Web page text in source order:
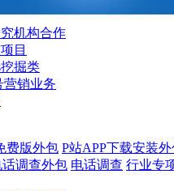
机构合作
目
掘类
营销业务
费版外包 P站APP下载安装
话调查外包 电话调查 行业专